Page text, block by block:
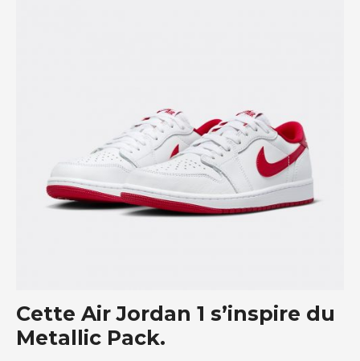
Cette Air Jordan 1 s’inspire du
Metallic Pack.